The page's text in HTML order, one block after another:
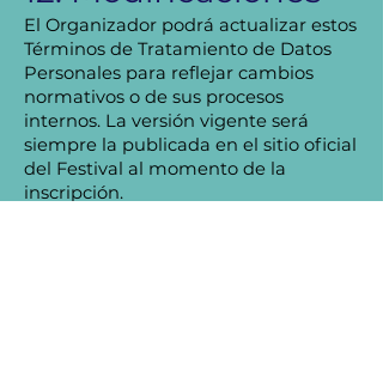
El Organizador podrá actualizar estos
Términos de Tratamiento de Datos
Personales para reflejar cambios
normativos o de sus procesos
internos. La versión vigente será
siempre la publicada en el sitio oficial
del Festival al momento de la
inscripción.